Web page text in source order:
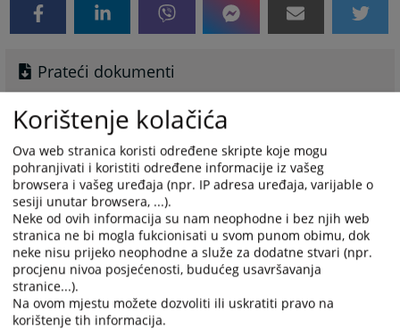
Prateći dokumenti
ZASTO ODABRATI MEDIJACIJU
Korištenje kolačića
Ova web stranica koristi određene skripte koje mogu
pohranjivati i koristiti određene informacije iz vašeg
browsera i vašeg uređaja (npr. IP adresa uređaja, varijable o
sesiji unutar browsera, ...).
Neke od ovih informacija su nam neophodne i bez njih web
stranica ne bi mogla fukcionisati u svom punom obimu, dok
neke nisu prijeko neophodne a služe za dodatne stvari (npr.
procjenu nivoa posjećenosti, budućeg usavršavanja
stranice...).
Na ovom mjestu možete dozvoliti ili uskratiti pravo na
korištenje tih informacija.